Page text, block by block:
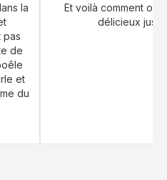
la
pas
de
et
du
Et voilà comment
délicieux jus !